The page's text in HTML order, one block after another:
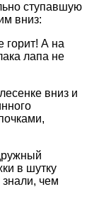
ступавшую
вниз:
горит! А на
лапа не
вниз и
в шутку
чем